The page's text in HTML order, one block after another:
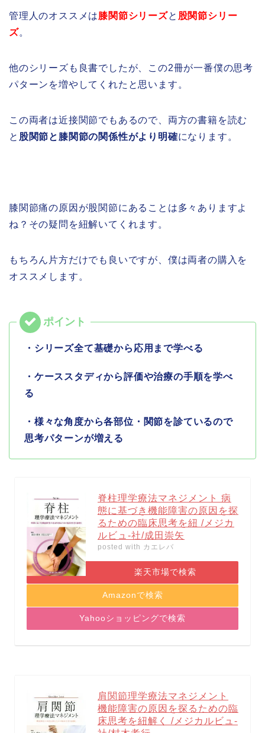
管理人のオススメは膝関節シリーズと 股関節シリー
ズ。
他のシリーズも良書でしたが、この2冊が一番僕の思考
パターンを増やしてくれたと思います。
この両者は近接関節でもあるので、両方の書籍を読む
と 股関節と膝関節の関係性がより明確になります。
膝関節痛の原因が股関節にあることは多々ありますよ
ね？その疑問を紐解いてくれます。
もちろん片方だけでも良いですが、僕は両者の購入を
オススメします。
・シリーズ全て基礎から応用まで学べる
・ケーススタディから評価や治療の手順を学べ
る
・様々な角度から各部位・関節を診ているので
思考パターンが増える
脊柱理学療法マネジメント 病
態に基づき機能障害の原因を探
るための臨床思考を紐 /メジカ
ルビュ-社/成田崇矢
posted with カエレバ
楽天市場で検索
Amazonで検索
Yahooショッピングで検索
肩関節理学療法マネジメント
機能障害の原因を探るための臨
床思考を紐解く /メジカルビュ-